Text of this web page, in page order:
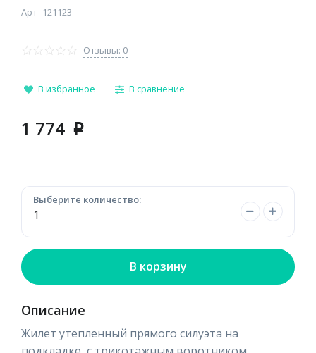
Арт 121123
Отзывы: 0
В избранное В сравнение
1 774 p
Выберите количество:
В корзину
Описание
Жилет утепленный прямого силуэта на